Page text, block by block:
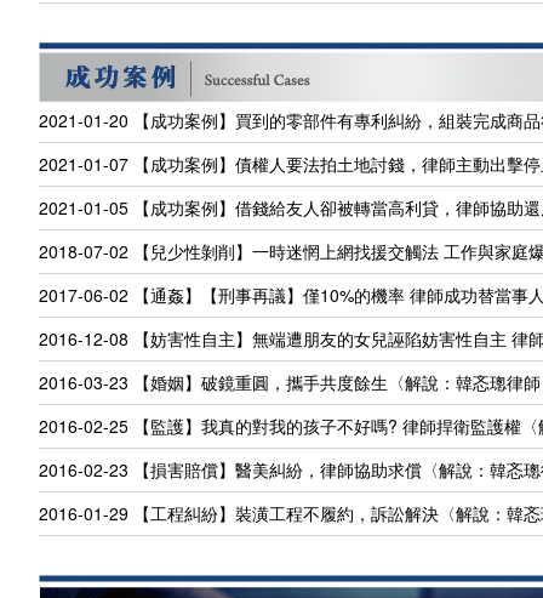
2021-01-20
【成功案例】買到的零部件有專利糾紛，組裝完成商
2021-01-07 【成功案例】債權人要法拍土地討錢，律師主動出擊
2021-01-05 【成功案例】借錢給友人卻被轉當高利貸，律師協助
2018-07-02
【兒少性剝削】一時迷惘上網找援交觸法 工作與家庭
2017-06-02
【通姦】【刑事再議】僅10%的機率 律師成功替當事
2016-12-08
【妨害性自主】無端遭朋友的女兒誣陷妨害性自主 律
2016-03-23
【婚姻】破鏡重圓，攜手共度餘生〈解說：韓忞璁律
2016-02-25 【監護】我真的對我的孩子不好嗎? 律師捍衛監護權
2016-02-23
【損害賠償】醫美糾紛，律師協助求償〈解說：韓忞
2016-01-29 【工程糾紛】裝潢工程不履約，訴訟解決〈解說：韓